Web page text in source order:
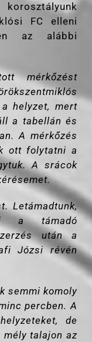
FC elleni
az alábbi
mérkőzést
helyzet, mert
a tabellán és
A mérkőzés
ott folytatni a
A srácok
Letámadtunk,
a támadó
után a
Józsi révén
semmi komoly
percben. A
de
talajon az